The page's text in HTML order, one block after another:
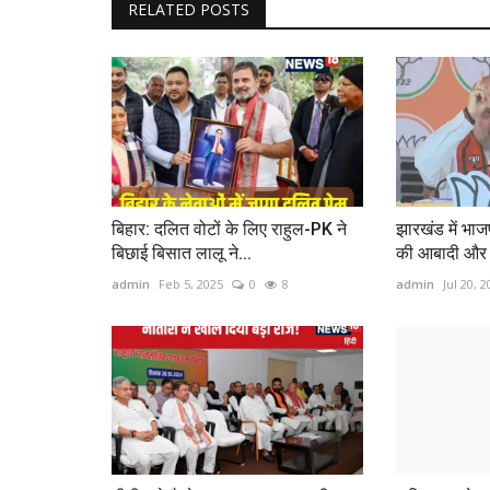
RELATED POSTS
बिहार: दलित वोटों के लिए राहुल-PK ने
बिछाई बिसात लालू ने...
admin Feb 5, 2025 0 8
झारखंड में
की आबादी और
admin Jul 20,